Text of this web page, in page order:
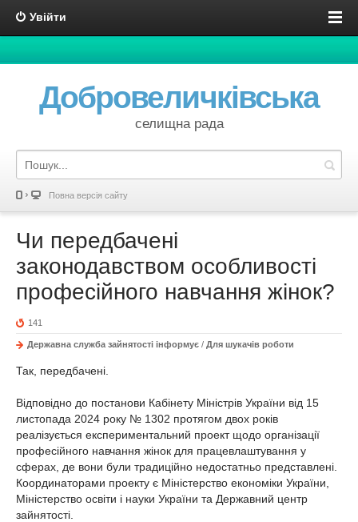
Увійти
Добровеличківська
селищна рада
Повна версія сайту
Чи передбачені
законодавством особливості
професійного навчання жінок?
141
Державна служба зайнятості інформує / Для шукачів роботи
Так, передбачені.
Відповідно до постанови Кабінету Міністрів України від 15
листопада 2024 року № 1302 протягом двох років
реалізується експериментальний проект щодо організації
професійного навчання жінок для працевлаштування у
сферах, де вони були традиційно недостатньо представлені.
Координаторами проекту є Міністерство економіки України,
Міністерство освіти і науки України та Державний центр
зайнятості.